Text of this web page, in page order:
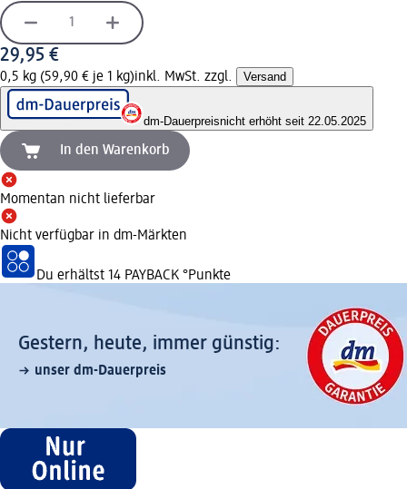
29,95 €
0,5 kg (59,90 € je 1 kg)inkl. MwSt. zzgl. Versand
dm-Dauerpreisnicht erhöht seit 22.05.2025
In den Warenkorb
Momentan nicht lieferbar
Nicht verfügbar in dm-Märkten
Du erhältst 14 PAYBACK °Punkte
Gestern, heute, immer günstig:
unser dm-Dauerpreis